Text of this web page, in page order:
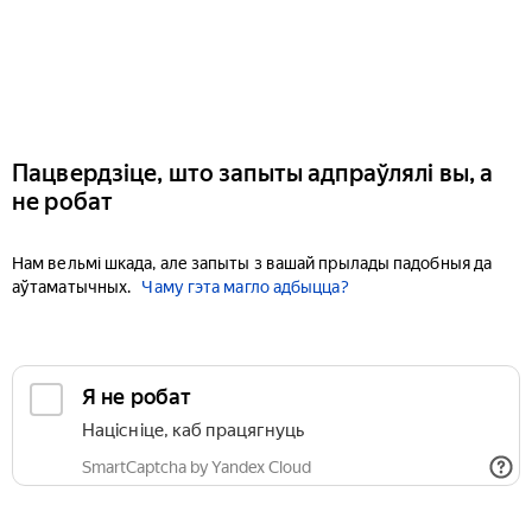
Пацвердзіце, што запыты адпраўлялі вы, а
не робат
Нам вельмі шкада, але запыты з вашай прылады падобныя да
аўтаматычных.
Чаму гэта магло адбыцца?
Я не робат
Націсніце, каб працягнуць
SmartCaptcha by Yandex Cloud